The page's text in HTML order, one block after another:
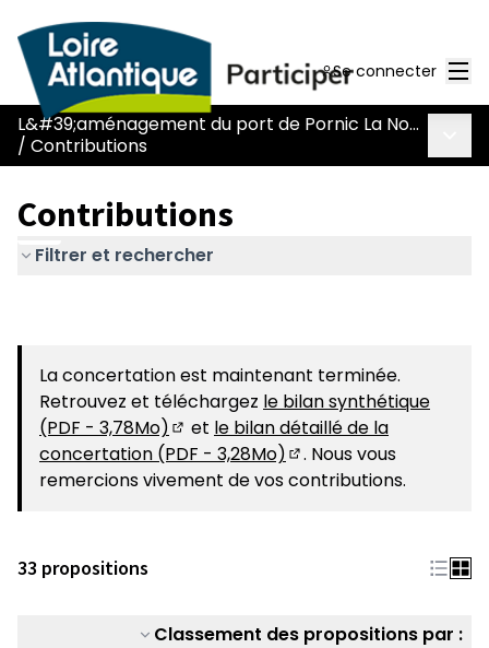
Se connecter
L&#39;aménagement du port de Pornic La Noëveillard
/ Contributions
Contributions
Filtrer et rechercher
La concertation est maintenant terminée.
Retrouvez et téléchargez le bilan synthétique
(PDF - 3,78Mo)
(S'ouvre dans un nouvel onglet)
et le bilan détaillé de la
concertation (PDF - 3,28Mo)
(S'ouvre dans un
. Nous vous
remercions vivement de vos contributions.
33 propositions
Classement des propositions par :